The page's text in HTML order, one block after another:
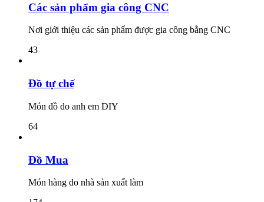
Các sản phẩm gia công CNC
Nơi giới thiệu các sản phẩm được gia công bằng CNC
43
Đồ tự chế
Món đồ do anh em DIY
64
Đồ Mua
Món hàng do nhà sản xuất làm